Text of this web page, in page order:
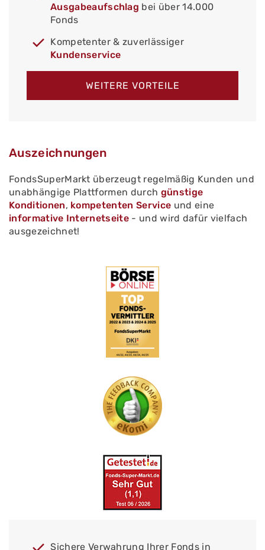
Ausgabeaufschlag bei über 14.000
Fonds
Kompetenter & zuverlässiger
Kundenservice
WEITERE VORTEILE
Auszeichnungen
FondsSuperMarkt überzeugt regelmäßig Kunden und
unabhängige Plattformen durch günstige
Konditionen, kompetenten Service und eine
informative Internetseite - und wird dafür vielfach
ausgezeichnet!
Sichere Verwahrung Ihrer Fonds in